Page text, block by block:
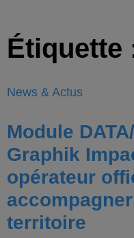
Étiquette
News & Actus
Module
Graphik
opérateur
territoire